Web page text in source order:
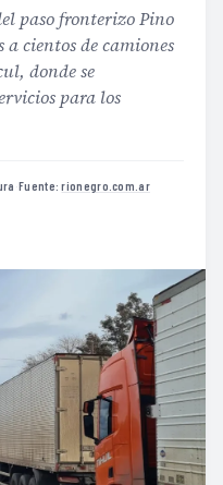
paso fronterizo Pino
cientos de camiones
donde se
para los
·Fuente:rionegro.com.ar